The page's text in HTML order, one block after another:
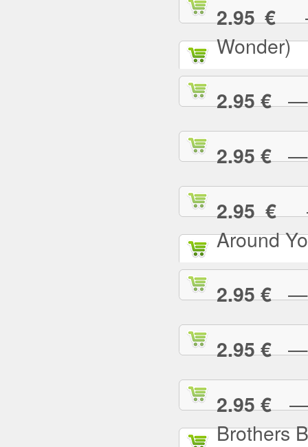
2.95 €—
Wonder)
2.95 €—
2.95 €—
2.95 €—
Around
2.95 €—
2.95 €—
2.95 €—
Brothers